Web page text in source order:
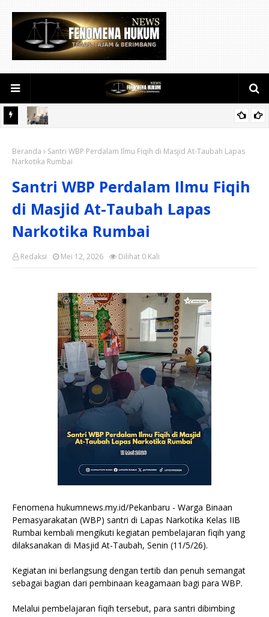
Saat Puluhan Awak Media Hadir Dalam Rangka Acara Rutin Grup
Beranda
Santri WBP Perdalam Ilmu Fiqih di Masjid At-Taubah Lapas
Narkotika Rumbai
Santri WBP Perdalam Ilmu Fiqih
di Masjid At-Taubah Lapas
Narkotika Rumbai
Redaksi Dilihat 0 Kali
Mei 12, 2026
Fenomena hukumnews.my.id/Pekanbaru - Warga Binaan
Pemasyarakatan (WBP) santri di Lapas Narkotika Kelas IIB
Rumbai kembali mengikuti kegiatan pembelajaran fiqih yang
dilaksanakan di Masjid At-Taubah, Senin (11/5/26).
Kegiatan ini berlangsung dengan tertib dan penuh semangat
sebagai bagian dari pembinaan keagamaan bagi para WBP.
Melalui pembelajaran fiqih tersebut, para santri dibimbing